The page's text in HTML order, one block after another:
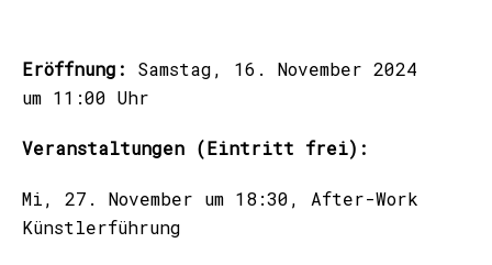
Eröffnung: Samstag, 16. November 2024
um 11:00 Uhr
Veranstaltungen (Eintritt frei):
Mi, 27. November um 18:30, After-Work
Künstlerführung